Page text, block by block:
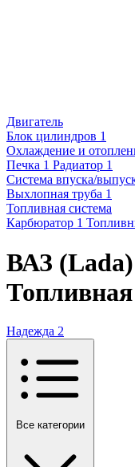
Двигатель
Блок цилиндров 1
Охлаждение и
Печка 1 Радиатор 1
Система впуска/
Выхлопная труба 1
Топливная система
Карбюратор 1
ВАЗ
Надежда 2
Все категории